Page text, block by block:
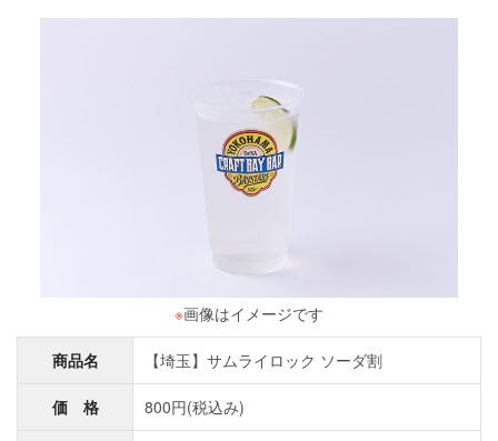
※画像はイメージです
商品名 【埼玉】サムライロック ソーダ割
価 格 800円(税込み)